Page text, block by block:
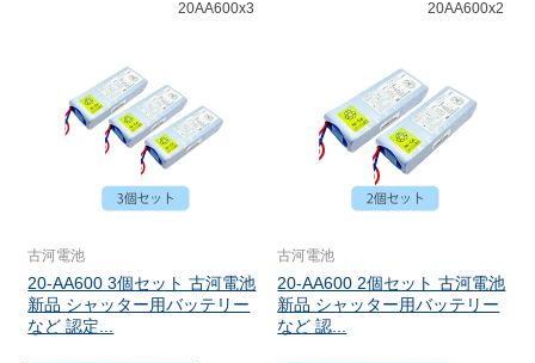
20AA600x3
古河電池
20-AA600 3個セット 古河電池
新品 シャッター用バッテリー
など 認定...
20AA600x2
古河電池
20-AA600 2個セット 古河電池
新品 シャッター用バッテリー
など 認...